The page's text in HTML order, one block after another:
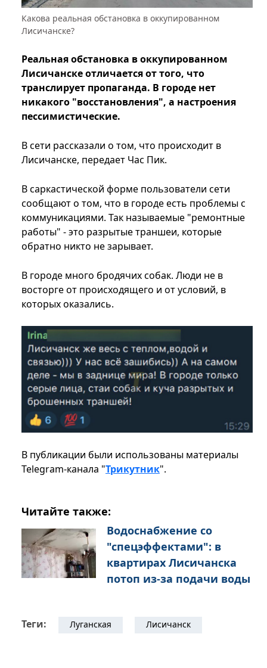
Какова реальная обстановка в оккупированном
Лисичанске?
Реальная обстановка в оккупированном
Лисичанске отличается от того, что
транслирует пропаганда. В городе нет
никакого "восстановления", а настроения
пессимистические.
В сети рассказали о том, что происходит в
Лисичанске, передает Час Пик.
В саркастической форме пользователи сети
сообщают о том, что в городе есть проблемы с
коммуникациями. Так называемые "ремонтные
работы" - это разрытые траншеи, которые
обратно никто не зарывает.
В городе много бродячих собак. Люди не в
восторге от происходящего и от условий, в
которых оказались.
В публикации были использованы материалы
Telegram-канала "Трикутник".
Читайте также:
Водоснабжение со
"спецэффектами": в
квартирах Лисичанска
потоп из-за подачи воды
Теги: Луганская Лисичанск